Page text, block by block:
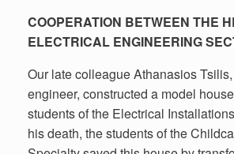
COOPERATION BETWEEN THE
ELECTRICAL ENGINEERING
Our late colleague Athanasios
engineer, constructed a model
students of the Electrical
his death, the students of the